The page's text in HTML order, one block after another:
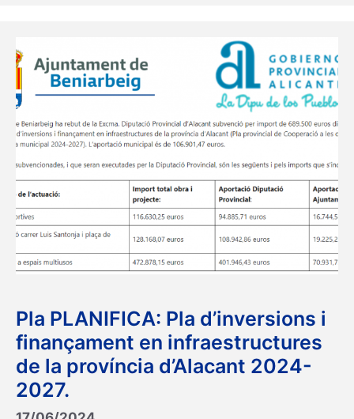
Pla PLANIFICA: Pla d’inversions i
finançament en infraestructures
de la província d’Alacant 2024-
2027.